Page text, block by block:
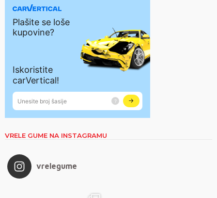
VRELE GUME NA INSTAGRAMU
vrelegume